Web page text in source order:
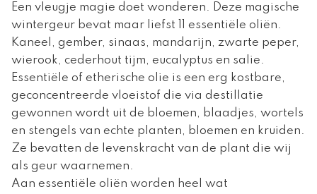
Een vleugje magie doet wonderen. Deze magische
wintergeur bevat maar liefst 11 essentiële oliën.
Kaneel, gember, sinaas, mandarijn, zwarte peper,
wierook, cederhout tijm, eucalyptus en salie.
Essentiële of etherische olie is een erg kostbare,
geconcentreerde vloeistof die via destillatie
gewonnen wordt uit de bloemen, blaadjes, wortels
en stengels van echte planten, bloemen en kruiden.
Ze bevatten de levenskracht van de plant die wij
als geur waarnemen.
Aan essentiële oliën worden heel wat